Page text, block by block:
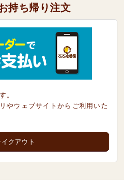
持ち帰り注文
。
やウェブサイトからご利用いた
イクアウト